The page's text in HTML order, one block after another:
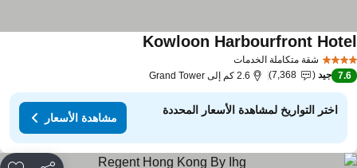
شقة متكاملة الخدمات
Kowloon Harbourfront
7.6 جيد 7,368 2.6 كم إلى Grand Tower
اختر التواريخ لمشاهدة الأسعار المحددة
مشاهدة الأسعار